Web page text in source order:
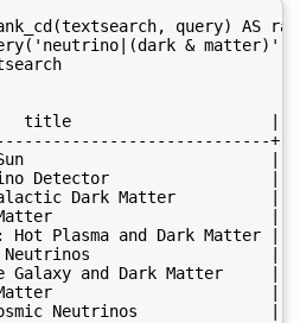
query) AS
& matter)')
title                     |
Sun                          |
Detector                 |
Galactic Dark Matter          |
Matter                       |
Plasma and Dark Matter |
Neutrinos                   |
Galaxy and Dark Matter     |
Matter                       |
Neutrinos              |